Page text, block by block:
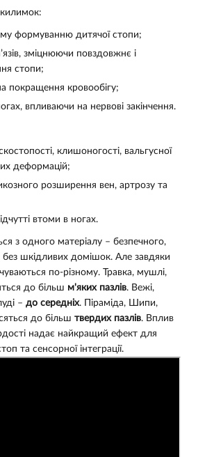
формуванню дитячої стопи;
зміцнюючи повздовжнє і
стопи;
покращення кровообігу;
впливаючи на нервові закінчення.
клишоногості, вальгусної
деформацій;
розширення вен, артрозу та
втоми в ногах.
з одного матеріалу – безпечного,
без шкідливих домішок. Але завдяки
по-різному. Травка, мушлі,
до більш м'яких пазлів. Вежі,
– до середніх. Піраміда, Шипи,
до більш твердих пазлів. Вплив
надає найкращий ефект для
та сенсорної інтеграції.